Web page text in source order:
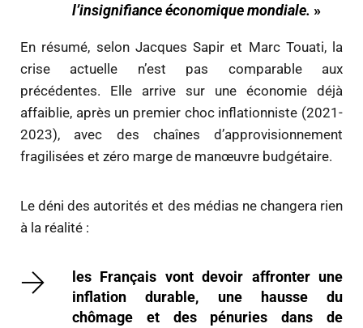
l’insignifiance économique mondiale. »
En résumé, selon Jacques Sapir et Marc Touati, la
crise actuelle n’est pas comparable aux
précédentes. Elle arrive sur une économie déjà
affaiblie, après un premier choc inflationniste (2021-
2023), avec des chaînes d’approvisionnement
fragilisées et zéro marge de manœuvre budgétaire.
Le déni des autorités et des médias ne changera rien
à la réalité :
les Français vont devoir affronter une
inflation durable, une hausse du
chômage et des pénuries dans de